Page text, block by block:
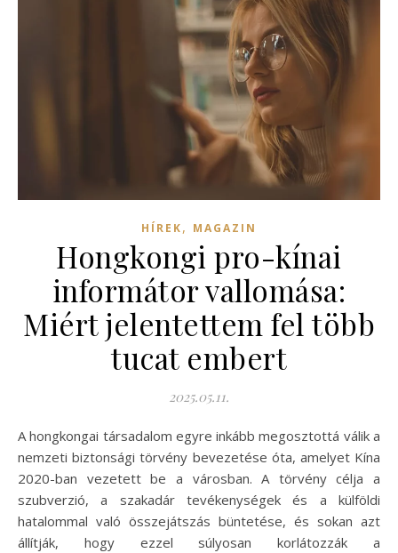
HÍREK, MAGAZIN
Hongkongi pro-kínai
informátor vallomása:
Miért jelentettem fel több
tucat embert
2025.05.11.
A hongkongai társadalom egyre inkább megosztottá válik a
nemzeti biztonsági törvény bevezetése óta, amelyet Kína
2020-ban vezetett be a városban. A törvény célja a
szubverzió, a szakadár tevékenységek és a külföldi
hatalommal való összejátszás büntetése, és sokan azt
állítják, hogy ezzel súlyosan korlátozzák a